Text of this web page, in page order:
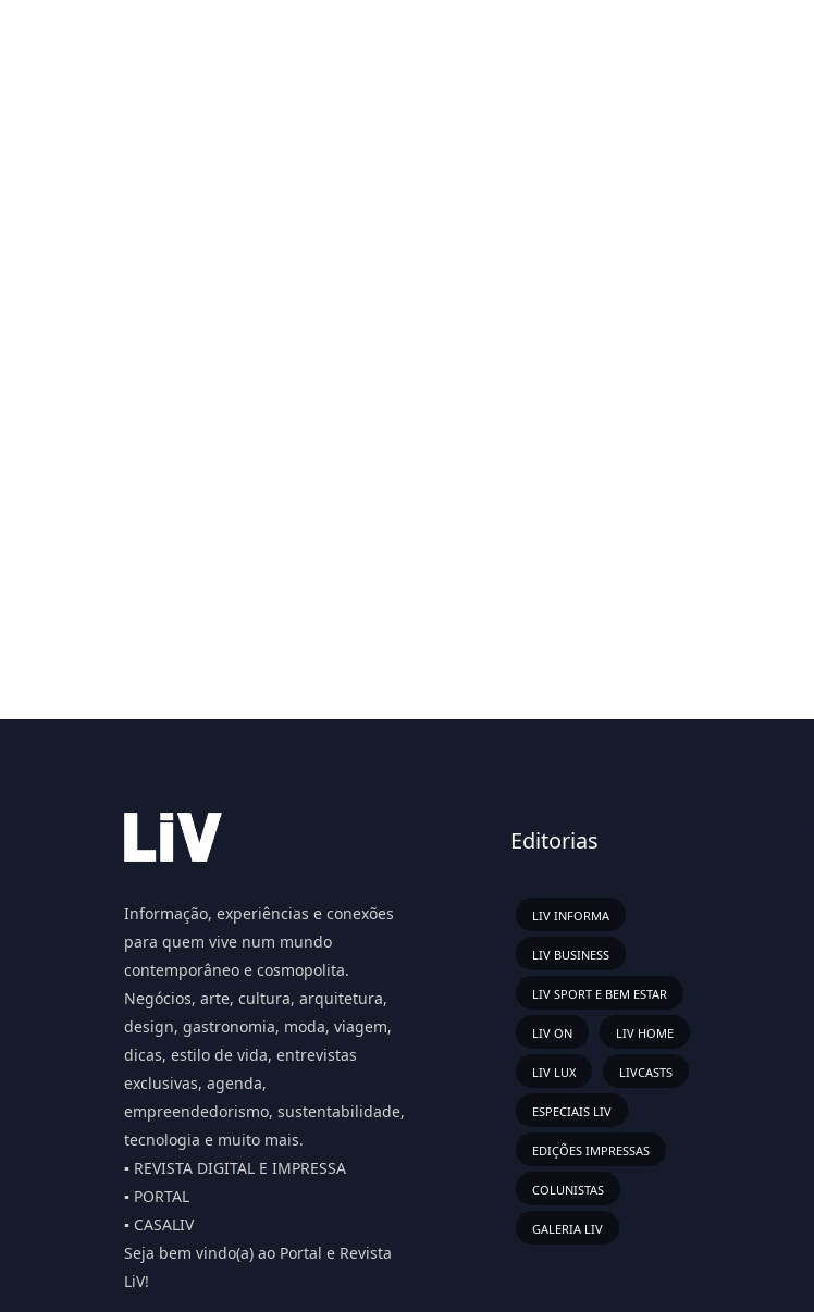
Informação, experiências e conexões
para quem vive num mundo
contemporâneo e cosmopolita.
Negócios, arte, cultura, arquitetura,
design, gastronomia, moda, viagem,
dicas, estilo de vida, entrevistas
exclusivas, agenda,
empreendedorismo, sustentabilidade,
tecnologia e muito mais.
▪️ REVISTA DIGITAL E IMPRESSA
▪️ PORTAL
▪️ CASALIV
Seja bem vindo(a) ao Portal e Revista
LiV!
Editorias
LIV INFORMA
LIV BUSINESS
LIV SPORT E BEM ESTAR
LIV ON LIV HOME
LIV LUX LIVCASTS
ESPECIAIS LIV
EDIÇÕES IMPRESSAS
COLUNISTAS
GALERIA LIV